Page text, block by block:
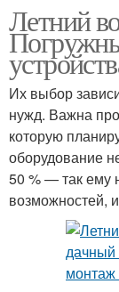
Летний
Их выбор
нужд. Важна
которую
оборудование
50 % — так ему
возможностей,